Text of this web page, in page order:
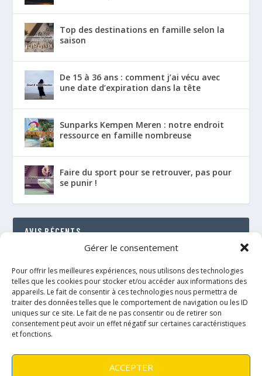
Gérer le consentement
Pour offrir les meilleures expériences, nous utilisons des technologies
telles que les cookies pour stocker et/ou accéder aux informations des
appareils. Le fait de consentir à ces technologies nous permettra de
traiter des données telles que le comportement de navigation ou les ID
uniques sur ce site. Le fait de ne pas consentir ou de retirer son
consentement peut avoir un effet négatif sur certaines caractéristiques
et fonctions.
ACCEPTER
Top des destinations en famille selon la
saison
De 15 à 36 ans : comment j’ai vécu avec
une date d’expiration dans la tête
Sunparks Kempen Meren : notre endroit
ressource en famille nombreuse
Faire du sport pour se retrouver, pas pour
se punir !
AVIS RÉCENTS
bord de la Semois
RÉSULTAT : 88%
Le néo de Néobulle {portage physio}
RÉSULTAT : 97%